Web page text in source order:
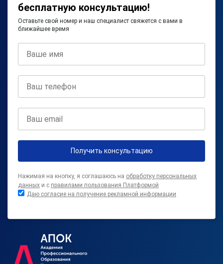
бесплатную консультацию!
Оставьте свой номер и наш специалист свяжется с вами в
ближайшее время
Получить консультацию
Нажимая на кнопку, я соглашаюсь на обработку персональных
данных и с правилами пользования Платформой
Даю согласие на получение рекламной информации